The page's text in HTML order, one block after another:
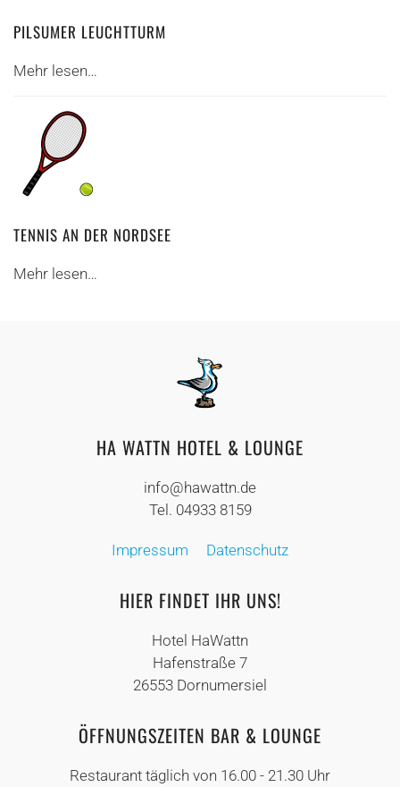
PILSUMER LEUCHTTURM
Mehr lesen…
TENNIS AN DER NORDSEE
Mehr lesen…
HIER FINDET IHR UNS!
Hotel HaWattn
Hafenstraße 7
26553 Dornumersiel
HA WATTN HOTEL & LOUNGE
info@hawattn.de
Tel. 04933 8159
Impressum Datenschutz
ÖFFNUNGSZEITEN BAR & LOUNGE
Restaurant täglich von 16.00 - 21.30 Uhr